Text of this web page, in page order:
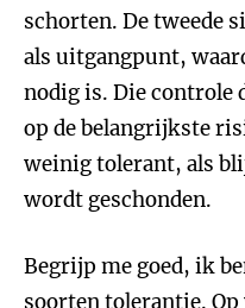
schorten. De tweede
als uitgangpunt,
nodig is. Die controle
op de belangrijkste
weinig tolerant, als
wordt geschonden.
Begrijp me goed, ik
soorten tolerantie. Op